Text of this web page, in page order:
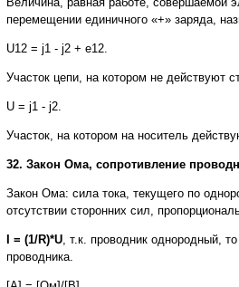
перемещении единичного «+» заряда,
U12 = j1 - j2 + e12.
Участок цепи, на котором не действуют
U = j1 - j2.
Участок, на котором на носитель
32. Закон Ома, сопротивление
Закон Ома: сила тока, текущего по
отсутствии сторонних сил,
I = (1/R)*U, т.к. проводник однородный,
проводника.